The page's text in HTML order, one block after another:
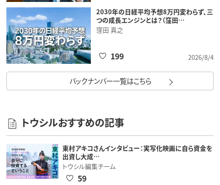
2030年の日経平均予想8万円変わらず、三
つの成長エンジンとは？（窪田…
窪田 真之
2026/8/4
199
バックナンバー一覧はこちら
トウシルおすすめの記事
東村アキコさんインタビュー：実写化映画に自ら資金を
出資し大成…
トウシル編集チーム
59